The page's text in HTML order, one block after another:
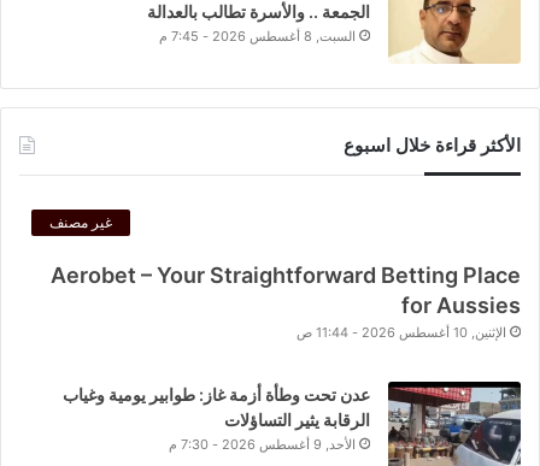
الجمعة .. والأسرة تطالب بالعدالة
السبت, 8 أغسطس 2026 - 7:45 م
الأكثر قراءة خلال اسبوع
غير مصنف
Aerobet – Your Straightforward Betting Place
for Aussies
الإثنين, 10 أغسطس 2026 - 11:44 ص
عدن تحت وطأة أزمة غاز: طوابير يومية وغياب
الرقابة يثير التساؤلات
الأحد, 9 أغسطس 2026 - 7:30 م